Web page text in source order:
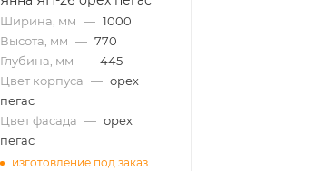
Ширина, мм — 1000
Высота, мм — 770
Глубина, мм — 445
Цвет корпуса — орех
пегас
Цвет фасада — орех
пегас
изготовление под заказ